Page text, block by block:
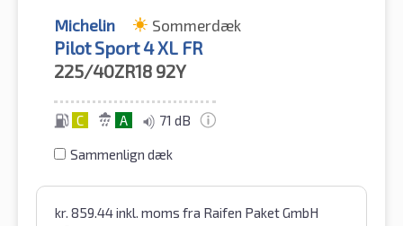
Michelin Sommerdæk
Pilot Sport 4 XL FR
225/40ZR18 92Y
C A 71 dB
Sammenlign dæk
kr. 859.44inkl. moms fra Raifen Paket GmbH